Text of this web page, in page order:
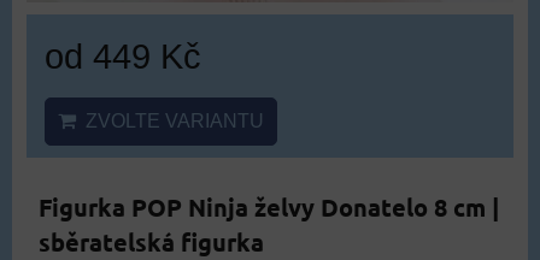
od 449 Kč
ZVOLTE VARIANTU
Figurka POP Ninja želvy Donatelo 8 cm |
sběratelská figurka